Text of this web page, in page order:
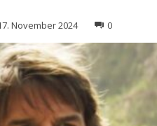
November 2024 0